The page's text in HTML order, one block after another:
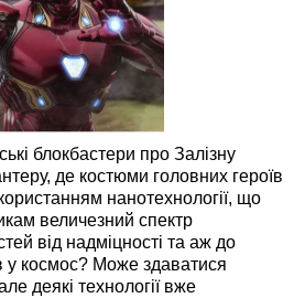
блокбастери про Залізну
де костюми головних героїв
нанотехнології, що
величезний спектр
від надміцності та аж до
у космос? Може здаватися
деякі технології вже